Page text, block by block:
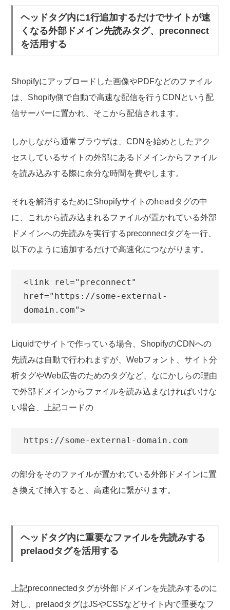
ヘッドタグ内に1行追加するだけでサイトが速
くなる外部ドメイン先読みタグ、preconnect
を活用する
Shopifyにアップロードした画像やPDFなどのファイル
は、Shopify側で自動で高速な配信を行うCDNという配
信サーバーに置かれ、そこから配信されます。
しかしながら通常ブラウザは、CDNを始めとしたアク
セスしているサイトの外部にあるドメインからファイル
を読み込みする際に余分な時間を費やします。
それを解消するためにShopifyサイトのheadタグの中
に、これから読み込まれるファイルが置かれている外部
ドメインへの先読みを実行するpreconnectタグを一行、
以下のように追加するだけで高速化につながります。
<link rel="preconnect"
href="https://some-external-
domain.com">
Liquidでサイトで作っている場合、ShopifyのCDNへの
先読みは自動で行われますが、Webフォント、サイト分
析タグやWeb広告のためのタグなど、なにかしらの理由
で外部ドメインからファイルを読み込まなければいけな
い場合、上記コードの
https://some-external-domain.com
の部分をそのファイルが置かれている外部ドメインに置
き換えて挿入すると、高速化に繋がります。
ヘッドタグ内に重要なファイルを先読みする
prelaodタグを活用する
上記preconnectedタグが外部ドメインを先読みするのに
対し、prelaodタグはJSやCSSなどサイト内で重要なフ